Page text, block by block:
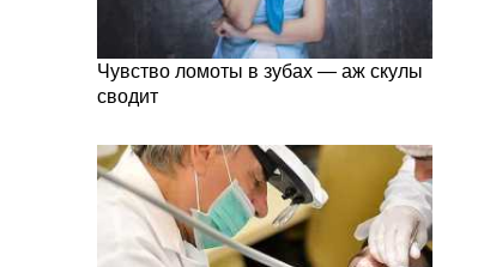
Чувство ломоты в зубах — аж скулы
сводит